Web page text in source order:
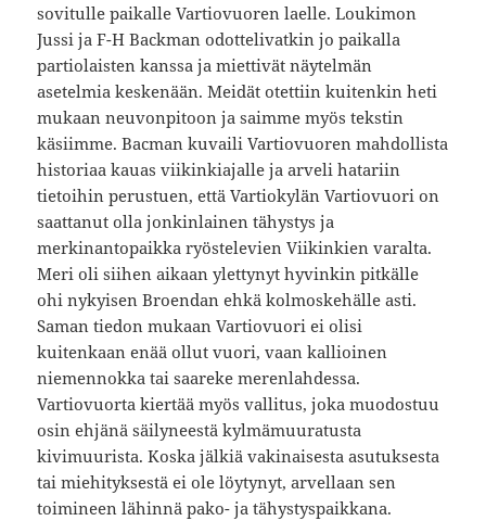
sovitulle paikalle Vartiovuoren laelle. Loukimon
Jussi ja F-H Backman odottelivatkin jo paikalla
partiolaisten kanssa ja miettivät näytelmän
asetelmia keskenään. Meidät otettiin kuitenkin heti
mukaan neuvonpitoon ja saimme myös tekstin
käsiimme. Bacman kuvaili Vartiovuoren mahdollista
historiaa kauas viikinkiajalle ja arveli hatariin
tietoihin perustuen, että Vartiokylän Vartiovuori on
saattanut olla jonkinlainen tähystys ja
merkinantopaikka ryöstelevien Viikinkien varalta.
Meri oli siihen aikaan ylettynyt hyvinkin pitkälle
ohi nykyisen Broendan ehkä kolmoskehälle asti.
Saman tiedon mukaan Vartiovuori ei olisi
kuitenkaan enää ollut vuori, vaan kallioinen
niemennokka tai saareke merenlahdessa.
Vartiovuorta kiertää myös vallitus, joka muodostuu
osin ehjänä säilyneestä kylmämuuratusta
kivimuurista. Koska jälkiä vakinaisesta asutuksesta
tai miehityksestä ei ole löytynyt, arvellaan sen
toimineen lähinnä pako- ja tähystyspaikkana.